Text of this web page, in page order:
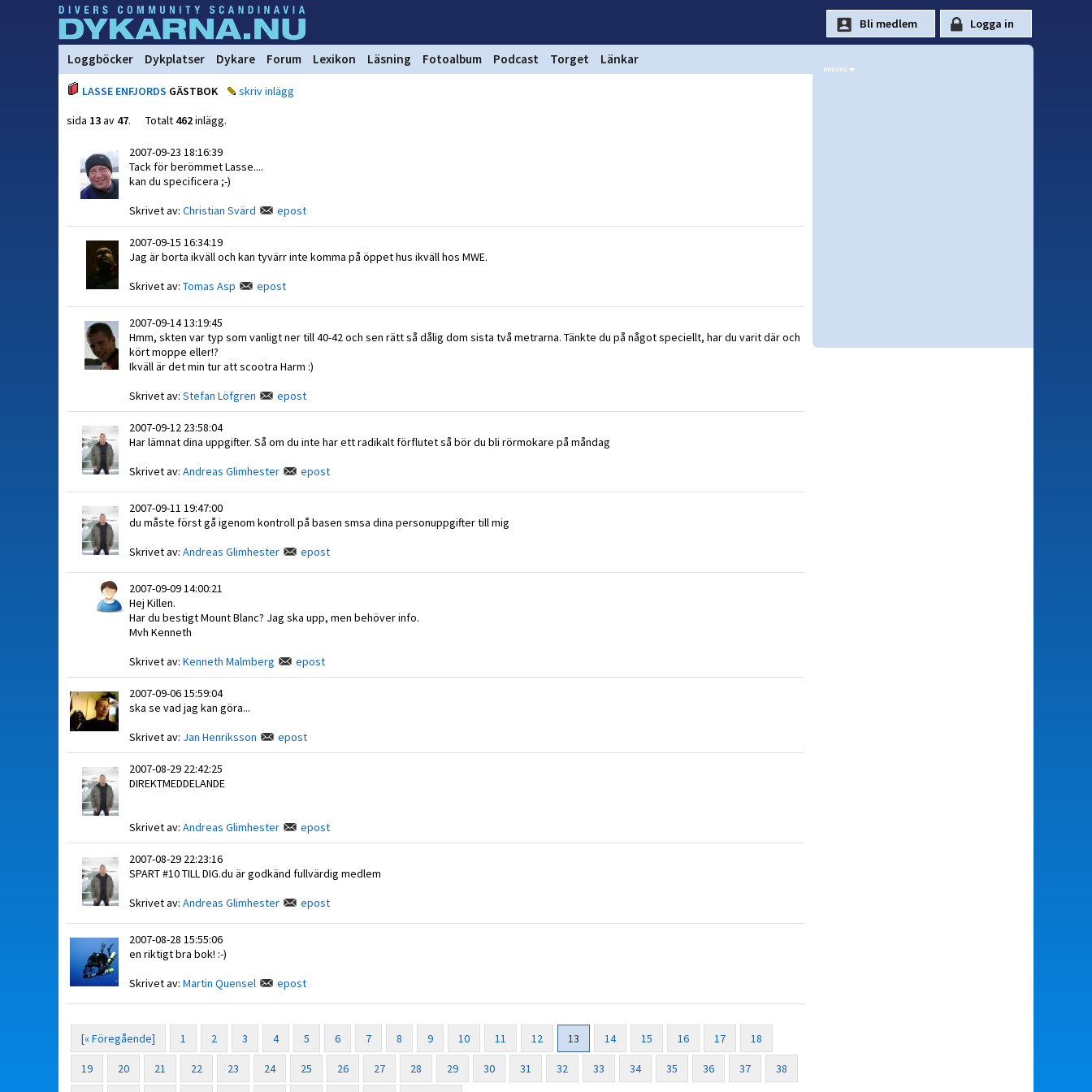
Loggböcker Dykplatser Dykare Forum Lexikon Läsning Fotoalbum Podcast Torget Länkar
LASSE ENFJORDS GÄSTBOK
skriv inlägg
sida 13av 47. Totalt 462inlägg.
2007-09-23 18:16:39
Tack för berömmet Lasse....
kan du specificera ;-)
Skrivet av: Christian Svärd epost
2007-09-15 16:34:19
Jag är borta ikväll och kan tyvärr inte komma på öppet hus ikväll hos MWE.
Skrivet av: Tomas Asp epost
2007-09-14 13:19:45
Hmm, skten var typ som vanligt ner till 40-42 och sen rätt så dålig dom sista två metrarna. Tänkte du på något speciellt, har du varit där och
kört moppe eller!?
Ikväll är det min tur att scootra Harm :)
Skrivet av: Stefan Löfgren epost
2007-09-12 23:58:04
Har lämnat dina uppgifter. Så om du inte har ett radikalt förflutet så bör du bli rörmokare på måndag
Skrivet av: Andreas Glimhester epost
2007-09-11 19:47:00
du måste först gå igenom kontroll på basen smsa dina personuppgifter till mig
Skrivet av: Andreas Glimhester epost
2007-09-09 14:00:21
Hej Killen.
Har du bestigt Mount Blanc? Jag ska upp, men behöver info.
Mvh Kenneth
Skrivet av: Kenneth Malmberg epost
2007-09-06 15:59:04
ska se vad jag kan göra...
Skrivet av: Jan Henriksson epost
2007-08-29 22:42:25
DIREKTMEDDELANDE
Skrivet av: Andreas Glimhester epost
2007-08-29 22:23:16
SPART #10 TILL DIG.du är godkänd fullvärdig medlem
Skrivet av: Andreas Glimhester epost
2007-08-28 15:55:06
en riktigt bra bok! :-)
Skrivet av: Martin Quensel epost
[« Föregående] 1 2 3 4 5 6 7 8 9 10 11 12 13 14 15 16 17 18
19 20 21 22 23 24 25 26 27 28 29 30 31 32 33 34 35 36 37 38